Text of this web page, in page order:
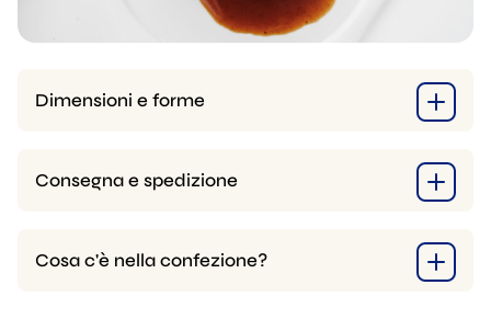
Dimensioni e forme
Consegna e spedizione
Cosa c'è nella confezione?